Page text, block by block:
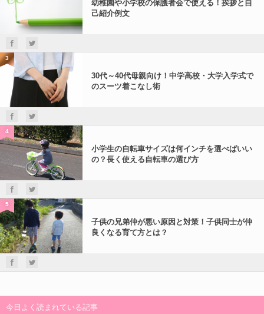
幼稚園や小学校の保護者会で使える！挨拶と自
己紹介例文
3
30代～40代母親向け！中学高校・大学入学式で
のスーツ着こなし術
4
小学生の自転車サイズは何インチを選べばいい
の？長く使える自転車の選び方
5
子供の兄弟仲が悪い原因と対策！子供同士が仲
良くなる育て方とは？
今日よく読まれている記事